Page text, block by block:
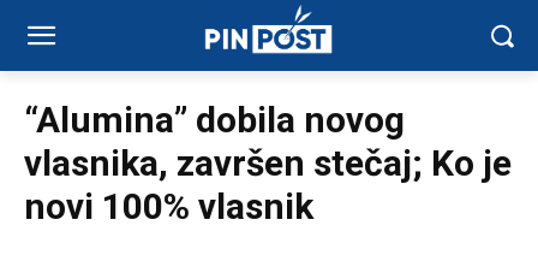
“Alumina” dobila novog
vlasnika, završen stečaj; Ko je
novi 100% vlasnik